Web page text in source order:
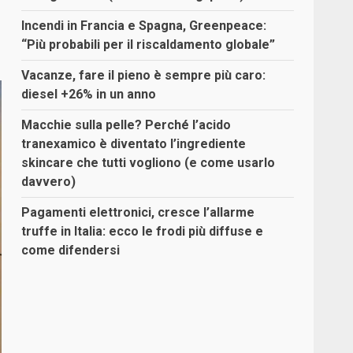
Incendi in Francia e Spagna, Greenpeace:
“Più probabili per il riscaldamento globale”
Vacanze, fare il pieno è sempre più caro:
diesel +26% in un anno
Macchie sulla pelle? Perché l’acido
tranexamico è diventato l’ingrediente
skincare che tutti vogliono (e come usarlo
davvero)
Pagamenti elettronici, cresce l’allarme
truffe in Italia: ecco le frodi più diffuse e
come difendersi